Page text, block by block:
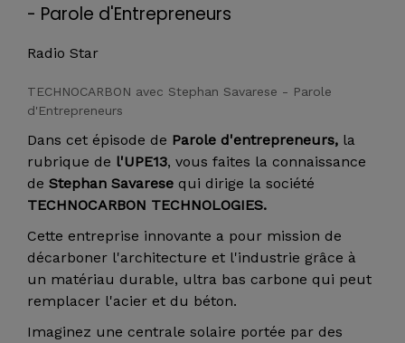
- Parole d'Entrepreneurs
Radio Star
TECHNOCARBON avec Stephan Savarese - Parole
d'Entrepreneurs
Dans cet épisode de Parole d'entrepreneurs, la
rubrique de l'UPE13, vous faites la connaissance
de Stephan Savarese qui dirige la société
TECHNOCARBON TECHNOLOGIES.
Cette entreprise innovante a pour mission de
décarboner l'architecture et l'industrie grâce à
un matériau durable, ultra bas carbone qui peut
remplacer l'acier et du béton.
Imaginez une centrale solaire portée par des